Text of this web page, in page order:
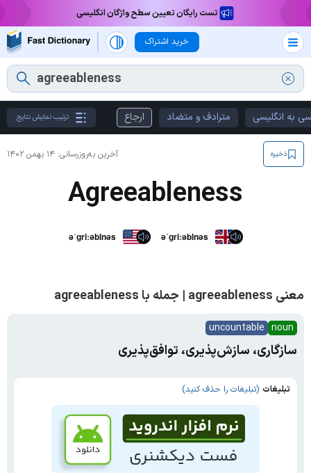
تست رایگان تعیین سطح واژگان انگلیسی
خرید اشتراک
به انگلیسی مترادف و متضاد ارجاع ترتیب نمایش نتایج
آخرین به‌روزرسانی: ۱۴ بهمن ۱۴۰۲ ذخیره
Agreeableness
əˈɡriːəblnəs əˈɡriːəblnəs
معنی agreeableness | جمله با agreeableness
noun
uncountable
سازگاری، سازش‌پذیری، توافق‌پذیری
تبلیغات (تبلیغات را حذف کنید)